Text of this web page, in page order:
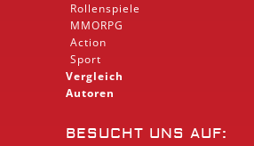
Rollenspiele
MMORPG
Action
Sport
Vergleich
Autoren
BESUCHT UNS AUF: